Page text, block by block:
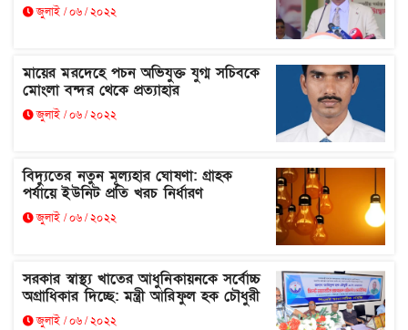
জুলাই / ০৬ / ২০২২
মায়ের মরদেহে পচন অভিযুক্ত যুগ্ম সচিবকে
মোংলা বন্দর থেকে প্রত্যাহার
জুলাই / ০৬ / ২০২২
বিদ্যুতের নতুন মূল্যহার ঘোষণা: গ্রাহক
পর্যায়ে ইউনিট প্রতি খরচ নির্ধারণ
জুলাই / ০৬ / ২০২২
সরকার স্বাস্থ্য খাতের আধুনিকায়নকে সর্বোচ্চ
অগ্রাধিকার দিচ্ছে: মন্ত্রী আরিফুল হক চৌধুরী
জুলাই / ০৬ / ২০২২